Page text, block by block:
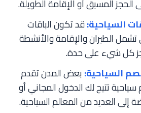
المسبق أو الإقامة الطويلة.
السياحية:قد تكون الباقات
تشمل الطيران والإقامة والأنشطة
كل شيء على حدة.
السياحية: بعض المدن تقدم
تتيح لك الدخول المجاني أو
إلى العديد من المعالم السياحية.